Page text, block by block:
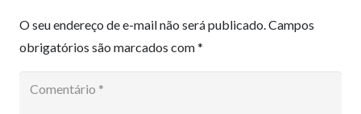
O seu endereço de e-mail não será publicado.Campos
obrigatórios são marcados com*